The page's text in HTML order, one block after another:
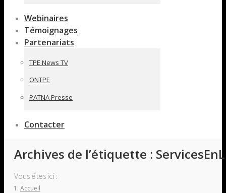
Webinaires
Témoignages
Partenariats
TPE News TV
ONTPE
PATNA Presse
Contacter
Archives de l’étiquette :
Vous êtes ici :
Accueil